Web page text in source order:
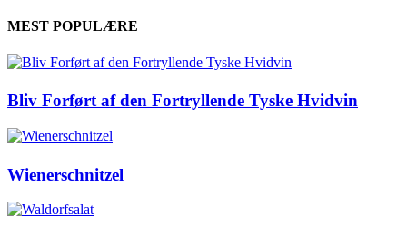
MEST POPULÆRE
Bliv Forført af den Fortryllende Tyske Hvidvin
Wienerschnitzel